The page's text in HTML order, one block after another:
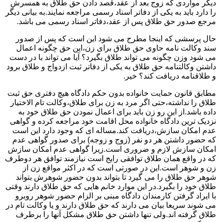
دیگر مواردی که زوج بعد از عقد،قصد دادن حق طلاق به همسرش
را دارد باید به یکی از دفاتر اسناد رسمی مراجعه نمایند.به بیانی دیگر
مرجع صدور حق طلاق پس از عقد،دفاتر اسناد رسمی می باشد.
حال پرسشی که اینجا مطرح می شود این است که پس از صدور
سند وکالت نامه حاوی حق طلاق برای زن،این حق چگونه اعمال
می شود وزن چگونه می تواند طلاق بگیرد؟ آیا می تواند با در دست
داشتن وکالتنامه حق طلاق به یکی از دفاتر ثبت ازدواج و طلاق برود
و طلاقنامه دریافت کند؟ خیر.
مطابق قانون حمایت خانواده بدون حکم دادگاه هیچ دفتری حق ثبت
طلاق را نداشته،حتی اگر مرد به زن برای طلاق،وکالت تام الاختیار
داده باشد.از این رو زن باید برای اعمال نمودن حق طلاق خود به
نزدیک ترین دادگاه خانواده محل اقامت خود مراجعه کرده و گواهی
عدم امکان سازش،دریافت کند.مساله ای که وجود دارد این است
که حضور داشتن هر دو نفر (زوج و زوجه) برای صدور گواهی عدم
امکان سازش لازم و ضروری است.زیرا گواهی عدم امکان سازش
که در واقع همان طلاق توافقی رایج است نیازمند توافق هر دوطرف
زن و شوهر است.این در صورتی است که در اکثر مواقع زن از
شوهر حق طلاق را می گیرد تا بتواند بدون حضور شوهرش بتواند
طلاق خود را بگیرد.در این موارد خانم هایی که حق طلاق دارند وقتی
با ایراد گرفتن کارمندان دادگاه مبنی بر الزام حضور شوهر روبرو
می شوند سریعا بیان می دارند که حق طلاق دارند و یا وکالت تام در
طلاق گرفته اند.ولی تنها داشتن حق طلاق مشکل آنها را برطرف